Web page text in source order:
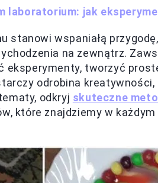
laboratorium: jak
stanowi wspaniałą
na zewnątrz.
eksperymenty, tworzyć
odrobina
odkryj skuteczne
które znajdziemy w